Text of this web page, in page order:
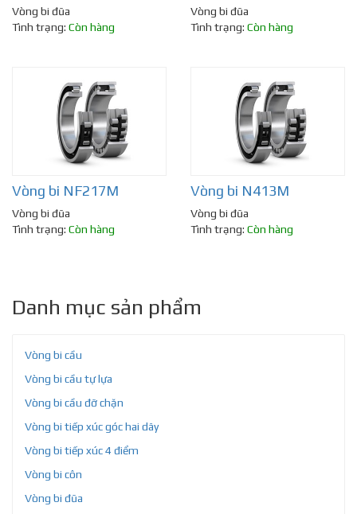
Vòng bi đũa
Tình trạng: Còn hàng
Vòng bi đũa
Tình trạng: Còn hàng
Vòng bi NF217M
Vòng bi đũa
Tình trạng: Còn hàng
Vòng bi N413M
Vòng bi đũa
Tình trạng: Còn hàng
Danh mục sản phẩm
Vòng bi cầu
Vòng bi cầu tự lựa
Vòng bi cầu đỡ chặn
Vòng bi tiếp xúc góc hai dãy
Vòng bi tiếp xúc 4 điểm
Vòng bi côn
Vòng bi đũa